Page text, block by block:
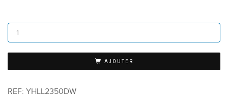
AJOUTER
REF: YHLL2350DW